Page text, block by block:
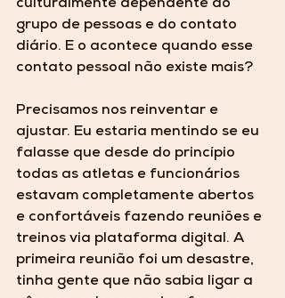
culturalmente dependente do
grupo de pessoas e do contato
diário. E o acontece quando esse
contato pessoal não existe mais?
Precisamos nos reinventar e
ajustar. Eu estaria mentindo se eu
falasse que desde do princípio
todas as atletas e funcionários
estavam completamente abertos
e confortáveis fazendo reuniões e
treinos via plataforma digital. A
primeira reunião foi um desastre,
tinha gente que não sabia ligar a